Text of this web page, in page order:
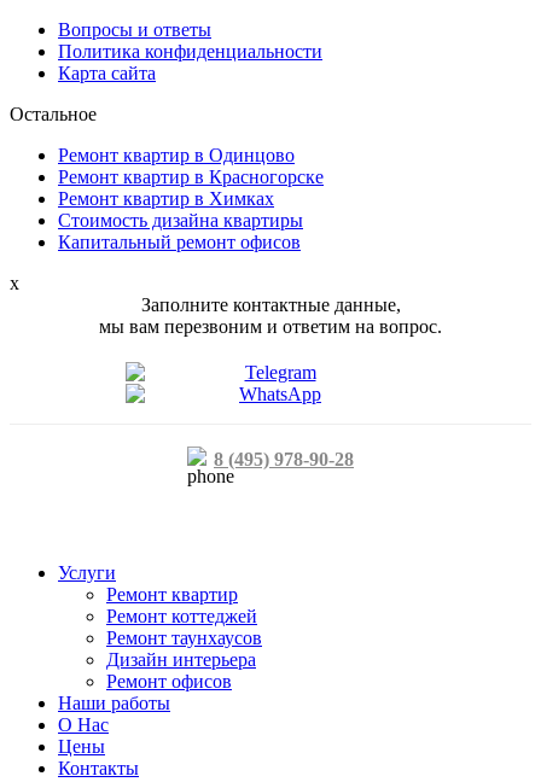
Вопросы и ответы
Политика конфиденциальности
Карта сайта
Остальное
Ремонт квартир в Одинцово
Ремонт квартир в Красногорске
Ремонт квартир в Химках
Стоимость дизайна квартиры
Капитальный ремонт офисов
x
Заполните контактные данные,
мы вам перезвоним и ответим на вопрос.
8 (495) 978-90-28
Услуги
Ремонт квартир
Ремонт коттеджей
Ремонт таунхаусов
Дизайн интерьера
Ремонт офисов
Наши работы
О Нас
Цены
Контакты